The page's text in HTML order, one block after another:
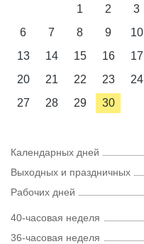
1
2 3
6
7 8 9 10
13
14 15 16 17
20
21 22 23 24
27
28 29 30
Календарных дней
Выходных и праздничных
Рабочих дней
40-часовая неделя
36-часовая неделя